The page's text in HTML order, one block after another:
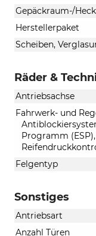
Gepäckraum-/
Herstellerpaket
Scheiben,
Räder &
Antriebsachse
Fahrwerk- und
Programm
Felgentyp
Sonstiges
Antriebsart
Anzahl Türen